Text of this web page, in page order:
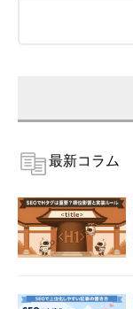
最新コラム